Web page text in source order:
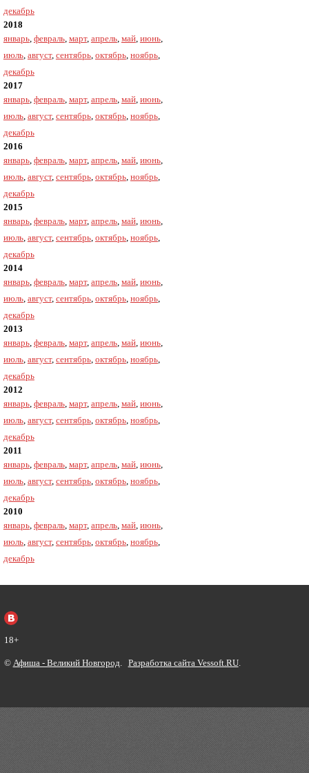
декабрь
2018
январь, февраль, март, апрель, май, июнь,
июль, август, сентябрь, октябрь, ноябрь,
декабрь
2017
январь, февраль, март, апрель, май, июнь,
июль, август, сентябрь, октябрь, ноябрь,
декабрь
2016
январь, февраль, март, апрель, май, июнь,
июль, август, сентябрь, октябрь, ноябрь,
декабрь
2015
январь, февраль, март, апрель, май, июнь,
июль, август, сентябрь, октябрь, ноябрь,
декабрь
2014
январь, февраль, март, апрель, май, июнь,
июль, август, сентябрь, октябрь, ноябрь,
декабрь
2013
январь, февраль, март, апрель, май, июнь,
июль, август, сентябрь, октябрь, ноябрь,
декабрь
2012
январь, февраль, март, апрель, май, июнь,
июль, август, сентябрь, октябрь, ноябрь,
декабрь
2011
январь, февраль, март, апрель, май, июнь,
июль, август, сентябрь, октябрь, ноябрь,
декабрь
2010
январь, февраль, март, апрель, май, июнь,
июль, август, сентябрь, октябрь, ноябрь,
декабрь
18+
© Афиша - Великий Новгород. Разработка сайта Vessoft.RU.